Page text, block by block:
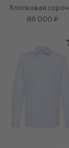
Хлопковая
86 000 ₽